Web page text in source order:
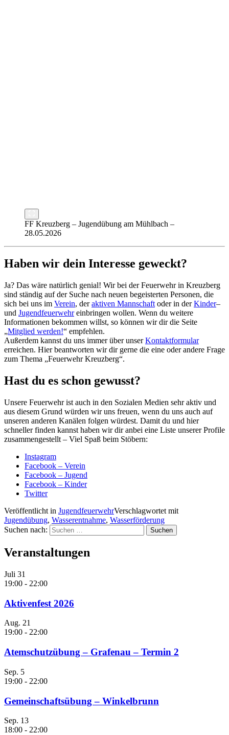
FF Kreuzberg – Jugendübung am Mühlbach –
28.05.2026
Haben wir dein Interesse geweckt?
Ja? Das wäre natürlich genial! Wir bei der Feuerwehr in Kreuzberg
sind ständig auf der Suche nach neuen begeisterten Personen, die
sich bei uns im Verein, deraktiven Mannschaft oder in derKinder–
und Jugendfeuerwehreinbringen wollen. Wenn du weitere
Informationen bekommen willst, so können wir dir die Seite
„Mitglied werden!“ empfehlen.
Außerdem kannst du uns immer über unserKontaktformular
erreichen. Hier beantworten wir dir gerne die eine oder andere Frage
zum Thema „Feuerwehr Kreuzberg“.
Hast du es schon gewusst?
Unsere Feuerwehr ist auch in den Sozialen Medien sehr aktiv und
aus diesem Grund würden wir uns freuen, wenn du uns auch auf
unseren anderen Kanälen folgen würdest. Damit du und hier
schneller finden kannst haben wir dir anbei eine Liste unserer Profile
zusammengestellt – Viel Spaß beim Stöbern:
Instagram
Facebook – Verein
Facebook – Jugend
Facebook – Kinder
Twitter
Veröffentlicht in JugendfeuerwehrVerschlagwortet mit
Jugendübung, Wasserentnahme, Wasserförderung
Suchen nach:
Veranstaltungen
Juli 31
19:00 - 22:00
Aktivenfest 2026
Aug. 21
19:00 - 22:00
Atemschutzübung – Grafenau – Termin 2
Sep. 5
19:00 - 22:00
Gemeinschaftsübung – Winkelbrunn
Sep. 13
18:00 - 22:00